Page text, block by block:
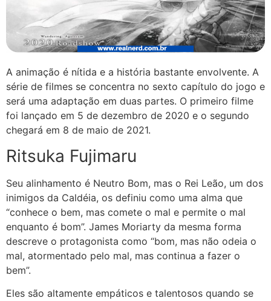
A animação é nítida e a história bastante envolvente. A
série de filmes se concentra no sexto capítulo do jogo e
será uma adaptação em duas partes. O primeiro filme
foi lançado em 5 de dezembro de 2020 e o segundo
chegará em 8 de maio de 2021.
Ritsuka Fujimaru
Seu alinhamento é Neutro Bom, mas o Rei Leão, um dos
inimigos da Caldéia, os definiu como uma alma que
“conhece o bem, mas comete o mal e permite o mal
enquanto é bom”. James Moriarty da mesma forma
descreve o protagonista como “bom, mas não odeia o
mal, atormentado pelo mal, mas continua a fazer o
bem”.
Eles são altamente empáticos e talentosos quando se